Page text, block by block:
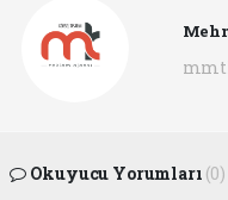
Okuyucu Yorumları (0)